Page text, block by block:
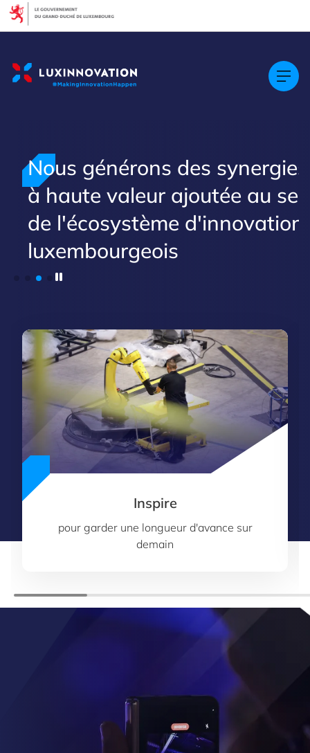
Nous générons des synergies
à haute valeur ajoutée au
de l'écosystème d'innovation
luxembourgeois
Inspire
pour garder une longueur d'avance sur
demain
Cookies management panel